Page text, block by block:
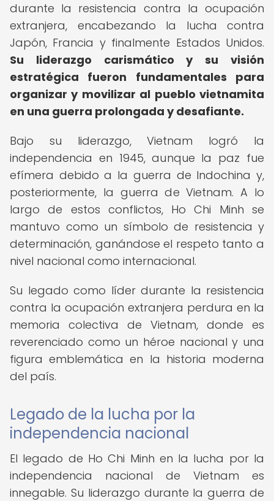
durante la resistencia contra la ocupación
extranjera, encabezando la lucha contra
Japón, Francia y finalmente Estados Unidos.
Su liderazgo carismático y su visión
estratégica fueron fundamentales para
organizar y movilizar al pueblo vietnamita
en una guerra prolongada y desafiante.
Bajo su liderazgo, Vietnam logró la
independencia en 1945, aunque la paz fue
efímera debido a la guerra de Indochina y,
posteriormente, la guerra de Vietnam. A lo
largo de estos conflictos, Ho Chi Minh se
mantuvo como un símbolo de resistencia y
determinación, ganándose el respeto tanto a
nivel nacional como internacional.
Su legado como líder durante la resistencia
contra la ocupación extranjera perdura en la
memoria colectiva de Vietnam, donde es
reverenciado como un héroe nacional y una
figura emblemática en la historia moderna
del país.
Legado de la lucha por la
independencia nacional
El legado de Ho Chi Minh en la lucha por la
independencia nacional de Vietnam es
innegable. Su liderazgo durante la guerra de